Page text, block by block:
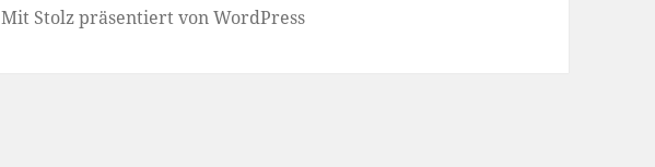
Mit Stolz präsentiert von WordPress